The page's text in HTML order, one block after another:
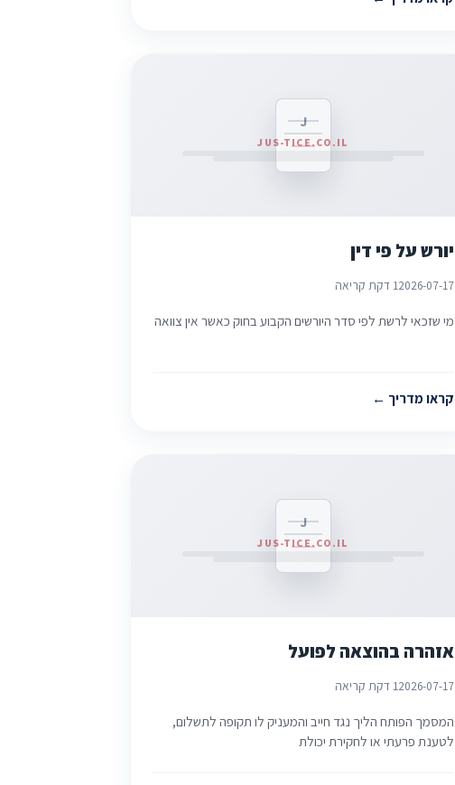
J
JUS-TICE.CO.IL
יורש על פי דין
2026-07-171 דקת קריאה
מי שזכאי לרשת לפי סדר היורשים הקבוע בחוק כאשר אין צוואה
קראו מדריך
J
JUS-TICE.CO.IL
אזהרה בהוצאה לפועל
2026-07-171 דקת קריאה
המסמך הפותח הליך נגד חייב והמעניק לו תקופה לתשלום,
לטענת פרעתי או לחקירת יכולת